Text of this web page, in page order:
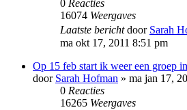
0 Reacties
16074 Weergaves
Laatste berichtdoor Sarah
ma okt 17, 2011 8:51 pm
Op 15 feb start ik weer een groep
door Sarah Hofman » ma jan 17,
0 Reacties
16265 Weergaves